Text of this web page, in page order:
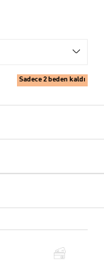
Sadece 2 beden kaldı